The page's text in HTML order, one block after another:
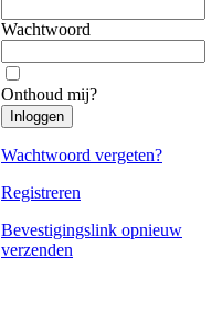
Wachtwoord
Onthoud mij?
Inloggen
Wachtwoord vergeten?
Registreren
Bevestigingslink opnieuw
verzenden